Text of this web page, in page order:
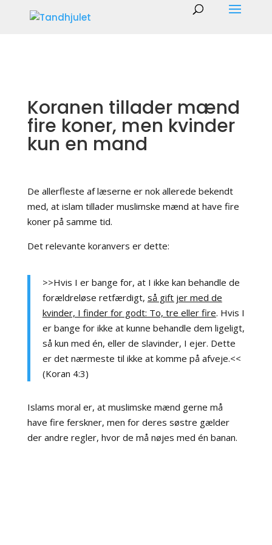
Koranen tillader mænd
fire koner, men kvinder
kun en mand
De allerfleste af læserne er nok allerede bekendt
med, at islam tillader muslimske mænd at have fire
koner på samme tid.
Det relevante koranvers er dette:
>>Hvis I er bange for, at I ikke kan behandle de
forældreløse retfærdigt, så gift jer med de
kvinder, I finder for godt: To, tre eller fire. Hvis I
er bange for ikke at kunne behandle dem ligeligt,
så kun med én, eller de slavinder, I ejer. Dette
er det nærmeste til ikke at komme på afveje.<<
(Koran 4:3)
Islams moral er, at muslimske mænd gerne må
have fire ferskner, men for deres søstre gælder
der andre regler, hvor de må nøjes med én banan.